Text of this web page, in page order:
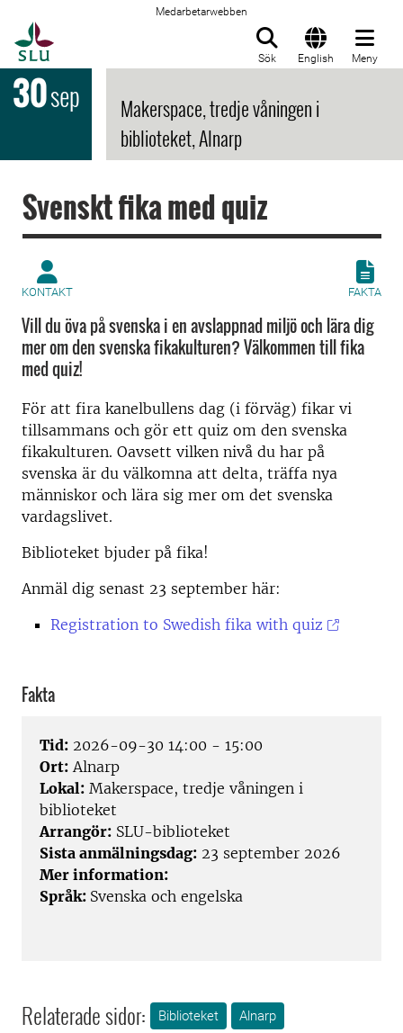
Medarbetarwebben
Sök English Meny
30sep
Makerspace, tredje våningen i
biblioteket, Alnarp
Svenskt fika med quiz
KONTAKT FAKTA
Vill du öva på svenska i en avslappnad miljö och lära dig
mer om den svenska fikakulturen? Välkommen till fika
med quiz!
För att fira kanelbullens dag (i förväg) fikar vi
tillsammans och gör ett quiz om den svenska
fikakulturen. Oavsett vilken nivå du har på
svenska är du välkomna att delta, träffa nya
människor och lära sig mer om det svenska
vardagslivet.
Biblioteket bjuder på fika!
Anmäl dig senast 23 september här:
Registration to Swedish fika with quiz
Fakta
Tid: 2026-09-30 14:00 - 15:00
Ort: Alnarp
Lokal: Makerspace, tredje våningen i
biblioteket
Arrangör: SLU-biblioteket
Sista anmälningsdag: 23 september 2026
Mer information:
Språk: Svenska och engelska
Relaterade sidor: Biblioteket Alnarp